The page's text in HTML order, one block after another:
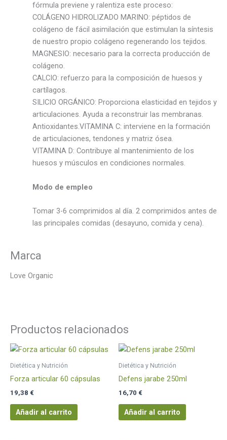
fórmula previene y ralentiza este proceso:
COLÁGENO HIDROLIZADO MARINO: péptidos de
colágeno de fácil asimilación que estimulan la síntesis
de nuestro propio colágeno regenerando los tejidos.
MAGNESIO: necesario para la correcta producción de
colágeno.
CALCIO: refuerzo para la composición de huesos y
cartílagos.
SILICIO ORGÁNICO: Proporciona elasticidad en tejidos y
articulaciones. Ayuda a reconstruir las membranas.
Antioxidantes.VITAMINA C: interviene en la formación
de articulaciones, tendones y matriz ósea.
VITAMINA D: Contribuye al mantenimiento de los
huesos y músculos en condiciones normales.
Modo de empleo
Tomar 3-6 comprimidos al día. 2 comprimidos antes de
las principales comidas (desayuno, comida y cena).
Marca
Love Organic
Productos relacionados
Dietética y Nutrición
Forza articular 60 cápsulas
19,38 €
Añadir al carrito
Dietética y Nutrición
Defens jarabe 250ml
16,70 €
Añadir al carrito